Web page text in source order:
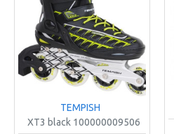
TEMPISH
XT3 black 100000009506